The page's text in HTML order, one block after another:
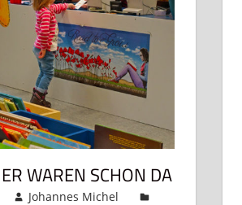
WAREN SCHON DA
Johannes Michel